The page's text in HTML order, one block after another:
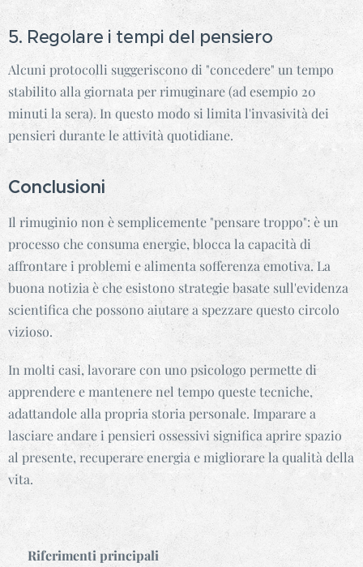
5. Regolare i tempi del pensiero
Alcuni protocolli suggeriscono di "concedere" un tempo
stabilito alla giornata per rimuginare (ad esempio 20
minuti la sera). In questo modo si limita l'invasività dei
pensieri durante le attività quotidiane.
Conclusioni
Il rimuginio non è semplicemente "pensare troppo": è un
processo che consuma energie, blocca la capacità di
affrontare i problemi e alimenta sofferenza emotiva. La
buona notizia è che esistono strategie basate sull'evidenza
scientifica che possono aiutare a spezzare questo circolo
vizioso.
In molti casi, lavorare con uno psicologo permette di
apprendere e mantenere nel tempo queste tecniche,
adattandole alla propria storia personale. Imparare a
lasciare andare i pensieri ossessivi significa aprire spazio
al presente, recuperare energia e migliorare la qualità della
vita.
Riferimenti principali